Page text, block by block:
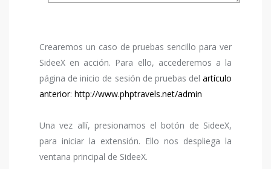
Crearemos un caso de pruebas sencillo para ver
SideeX en acción. Para ello, accederemos a la
página de inicio de sesión de pruebas del artículo
anterior: http://www.phptravels.net/admin
Una vez allí, presionamos el botón de SideeX,
para iniciar la extensión. Ello nos despliega la
ventana principal de SideeX.